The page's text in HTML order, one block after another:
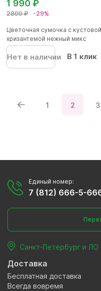
2800 ₽ -29%
1 990 ₽
Цветочная сумочка с кустовой
хризантемой нежный микс
Нет в наличии В 1 клик
1 2 3
Единый номер:
7 (812) 666-5-
Санкт-Петербург и ЛО
Доставка
Бесплатная доставка
Всегда вовремя